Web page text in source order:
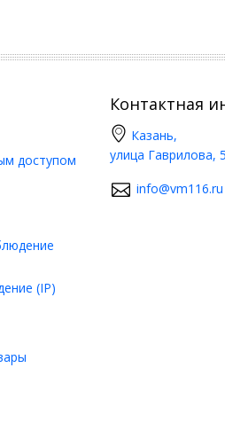
доступом
(IP)
Контактная
Казань,
улица Гаврилова, 5
info@vm116.ru